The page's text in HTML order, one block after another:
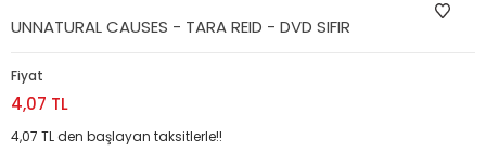
UNNATURAL CAUSES - TARA REID - DVD SIFIR
Fiyat
4,07 TL
4,07 TL den başlayan taksitlerle!!